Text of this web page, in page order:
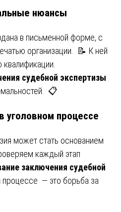
нюансы
в письменной форме, с
организации. 📝 К ней
судебной экспертизы
📋
уголовном процессе
может стать основанием
каждый этап
заключения судебной
процессе — это борьба за